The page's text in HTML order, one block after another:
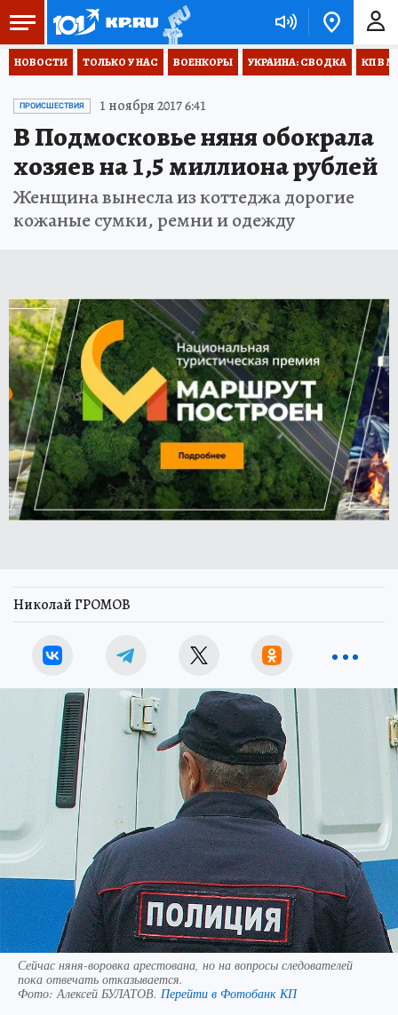
НОВОСТИ ТОЛЬКО У НАС ВОЕНКОРЫ УКРАИНА: СВОДКА КП В
ПРОИСШЕСТВИЯ 1 ноября 2017 6:41
В Подмосковье няня обокрала
хозяев на 1,5 миллиона рублей
Женщина вынесла из коттеджа дорогие
кожаные сумки, ремни и одежду
Николай ГРОМОВ
Сейчас няня-воровка арестована, но на вопросы следователей
пока отвечать отказывается.
Фото: Алексей БУЛАТОВ. Перейти в Фотобанк КП